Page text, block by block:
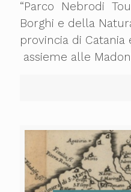
“Parco Nebrodi
Borghi e della
provincia di Catania
assieme alle